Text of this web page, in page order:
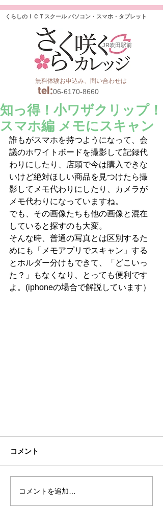
くらしのＩＣＴスクール パソコン・スマホ・タブレット
JR吹田駅前
無料体験お申込み、問い合わせは
tel:06-6170-8660
知っ得！小ワザクリップ！
スマホ編 メモにスキャン
誰もがスマホを持つようになって、会
議のホワイトボードを撮影して記録代
わりにしたり、店頭で今は購入できな
いけど絶対ほしい商品を見つけたら撮
影してメモ代わりにしたり、カメラが
メモ代わりになっていますね。
でも、その画像たちも他の画像と混在
していると探すのも大変。
そんな時、普通の写真とは区別するた
めにも「メモアプリでスキャン」する
とホルダー分けもできて、「どこいっ
た？」もなくなり、とっても便利です
よ。(iphoneの場合で解説しています）
コメント
コメントを追加…